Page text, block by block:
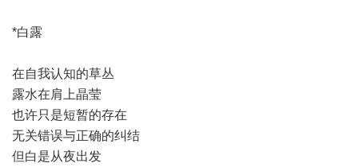
*白露
在自我认知的草丛
露水在肩上晶莹
也许只是短暂的存在
无关错误与正确的纠结
但白是从夜出发